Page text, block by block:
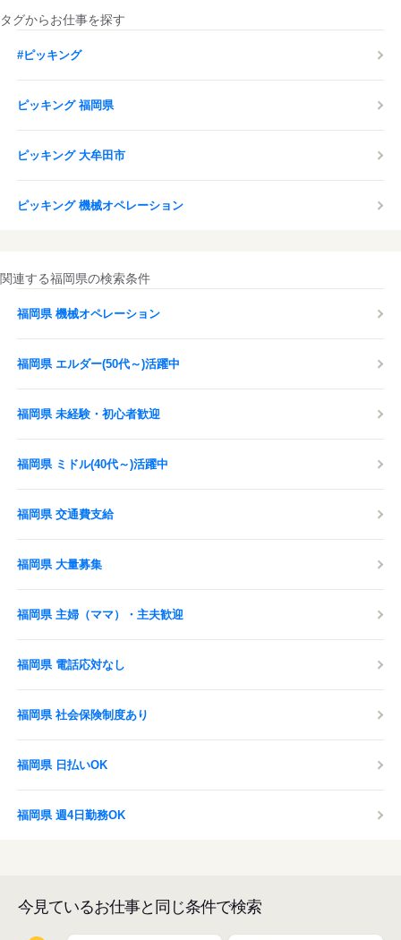
タグからお仕事を探す
#ピッキング
ピッキング 福岡県
ピッキング 大牟田市
ピッキング 機械オペレーション
関連する福岡県の検索条件
福岡県 機械オペレーション
福岡県 エルダー(50代～)活躍中
福岡県 未経験・初心者歓迎
福岡県 ミドル(40代～)活躍中
福岡県 交通費支給
福岡県 大量募集
福岡県 主婦（ママ）・主夫歓迎
福岡県 電話応対なし
福岡県 社会保険制度あり
福岡県 日払いOK
福岡県 週4日勤務OK
今見ているお仕事と同じ条件で検索